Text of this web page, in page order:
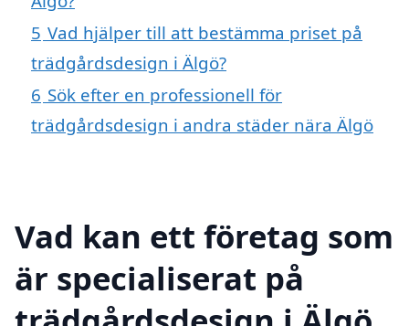
5 Vad hjälper till att bestämma priset på
trädgårdsdesign i Älgö?
6 Sök efter en professionell för
trädgårdsdesign i andra städer nära Älgö
Vad kan ett företag som
är specialiserat på